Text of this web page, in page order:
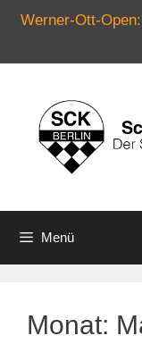
Werner-Ott-
springen
Menü
Monat: